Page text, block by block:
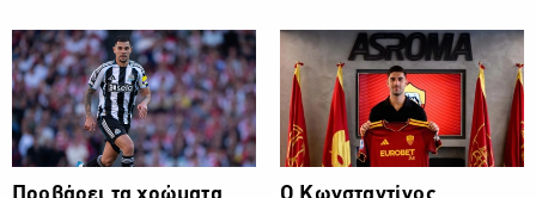
ΠΟΔΟΣΦΑΙΡΟ ΠΟΔΟΣΦΑΙΡΟ